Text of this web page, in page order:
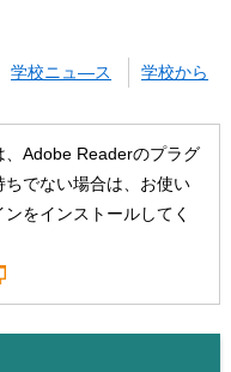
学校ニュ―ス 学校から
、Adobe Readerのプラグ
でない場合は、お使い
をインストールしてく